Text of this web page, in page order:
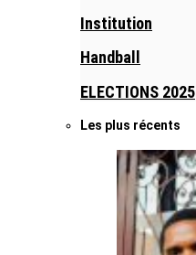
Institution
Handball
ELECTIONS 2025
Les plus récents